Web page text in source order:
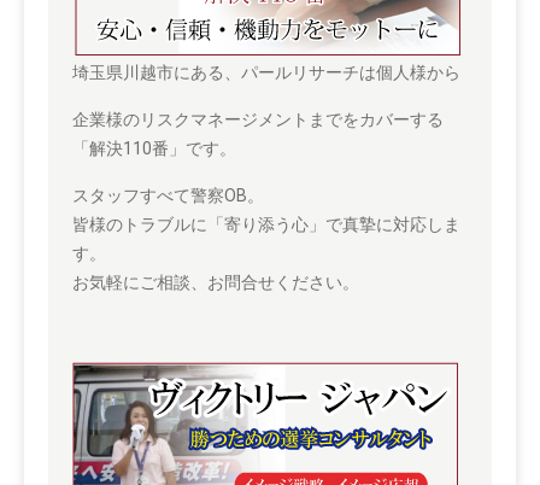
埼玉県川越市にある、パールリサーチは個人様から
企業様のリスクマネージメントまでをカバーする
「解決110番」です。
スタッフすべて警察OB。
皆様のトラブルに「寄り添う心」で真摯に対応しま
す。
お気軽にご相談、お問合せください。